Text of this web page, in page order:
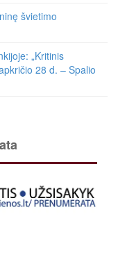
švietimo
„Kritinis
28 d. – Spalio